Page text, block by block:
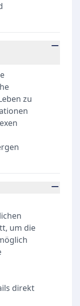
zu
um die
direkt